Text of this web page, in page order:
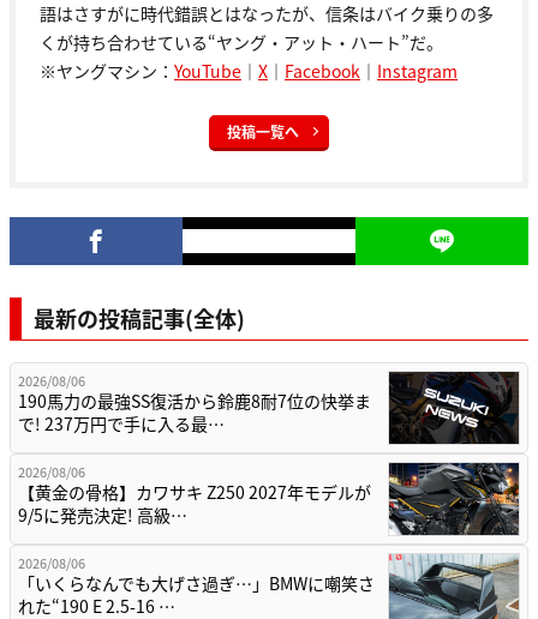
語はさすがに時代錯誤とはなったが、信条はバイク乗りの多
くが持ち合わせている“ヤング・アット・ハート”だ。
※ヤングマシン： YouTube ｜ X ｜ Facebook ｜ Instagram
投稿一覧へ
最新の投稿記事(全体)
2026/08/06
190馬力の最強SS復活から鈴鹿8耐7位の快挙ま
で! 237万円で手に入る最…
2026/08/06
【黄金の骨格】カワサキ Z250 2027年モデルが
9/5に発売決定! 高級…
2026/08/06
「いくらなんでも大げさ過ぎ…」BMWに嘲笑さ
れた“190 E 2.5-16 …